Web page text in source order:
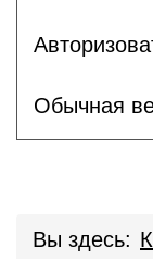
Обычная
Вы здесь: